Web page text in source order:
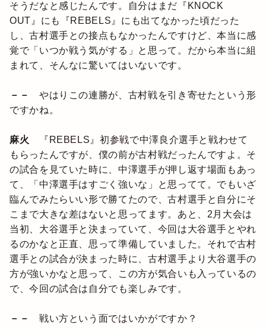
そうだなと感じたんです。自分はまだ『KNOCK
OUT』にも『REBELS』にも出てなかった頃だった
し、古村選手との接点もなかったんですけど、本当に感
覚で「いつか戦う気がする」と思って。だから本当に組
まれて、そんなに驚いてはいないです。
－－ やはりこの連勝が、古村戦を引き寄せたという形
ですかね。
麻火 『REBELS』初参戦で中澤良介選手と戦わせて
もらったんですが、僕の前が古村戦だったんですよ。そ
の試合を見ていた時に、中澤選手が押し返す場面もあっ
て、「中澤選手はすごく強いな」と思ってて。でもいざ
臨んでみたらいい形で勝てたので、古村選手と自分にそ
こまで大きな差はないと思ってます。あと、2月大会は
当初、大谷選手と決まっていて、今回は大谷選手とやれ
るのかなと正直、思って準備していました。それで古村
選手との試合が決まった時に、古村選手より大谷選手の
方が強いかなと思って、この方が気合いも入っているの
で、今回の試合は自分でも楽しみです。
－－ 戦い方という面ではいかがですか？